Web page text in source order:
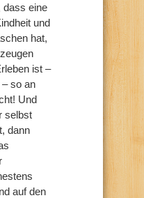
dass eine
und
hat,
ist –
so an
Und
selbst
dann
auf den